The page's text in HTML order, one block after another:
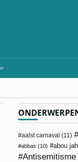
aalst carnaval (11)
abbas (10) abou